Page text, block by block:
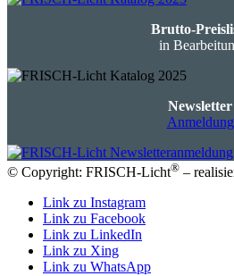
Brutto-
in
Newsletter
Anmeldung
© Copyright: FRISCH-Licht® –
Link zu Instagram
Link zu Facebook
Link zu LinkedIn
Link zu Xing
Link zu WhatsApp